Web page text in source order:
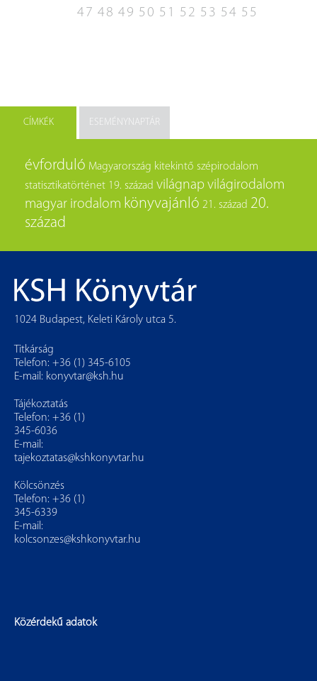
47 48 49 50 51 52 53 54 55
CÍMKÉK ESEMÉNYNAPTÁR
évforduló Magyarország kitekintő szépirodalom
statisztikatörténet 19. század világnap világirodalom
magyar irodalom könyvajánló 21. század 20.
század
1024 Budapest, Keleti Károly utca 5.
Titkárság
Telefon: +36 (1) 345-6105
E-mail: konyvtar@ksh.hu
Tájékoztatás
Telefon: +36 (1)
345-6036
E-mail:
tajekoztatas@kshkonyvtar.hu
Kölcsönzés
Telefon: +36 (1)
345-6339
E-mail:
kolcsonzes@kshkonyvtar.hu
Közérdekű adatok